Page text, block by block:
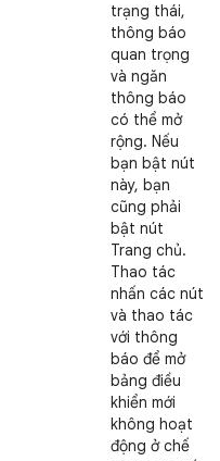
trạng thái,
thông báo
quan trọng
và ngăn
thông báo
có thể mở
rộng. Nếu
bạn bật nút
này, bạn
cũng phải
bật nút
Trang chủ.
Thao tác
nhấn các nút
và thao tác
với thông
báo để mở
bảng điều
khiển mới
không hoạt
động ở chế